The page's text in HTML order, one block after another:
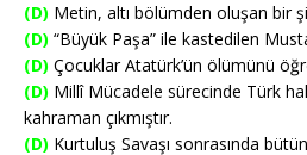
(D) Metin, altı bölümden oluşan bir
(D) “Büyük Paşa” ile kastedilen
(D) Çocuklar Atatürk’ün ölümünü
(D) Millî Mücadele sürecinde Türk
kahraman çıkmıştır.
(D) Kurtuluş Savaşı sonrasında